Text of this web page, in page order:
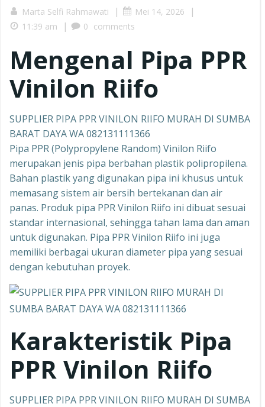
Marta Selfi Rahmawati | Mei 14, 2026 |
11:39 am | 0 comments
Mengenal Pipa PPR
Vinilon Riifo
SUPPLIER PIPA PPR VINILON RIIFO MURAH DI SUMBA
BARAT DAYA WA 082131111366
Pipa PPR (Polypropylene Random) Vinilon Riifo
merupakan jenis pipa berbahan plastik polipropilena.
Bahan plastik yang digunakan pipa ini khusus untuk
memasang sistem air bersih bertekanan dan air
panas. Produk pipa PPR Vinilon Riifo ini dibuat sesuai
standar internasional, sehingga tahan lama dan aman
untuk digunakan. Pipa PPR Vinilon Riifo ini juga
memiliki berbagai ukuran diameter pipa yang sesuai
dengan kebutuhan proyek.
Karakteristik Pipa
PPR Vinilon Riifo
SUPPLIER PIPA PPR VINILON RIIFO MURAH DI SUMBA